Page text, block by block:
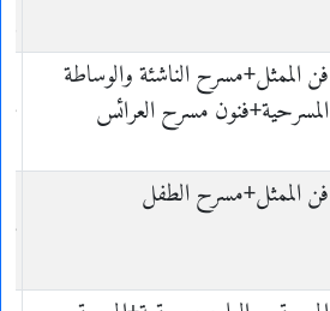
فن الممثل+مسرح الناشئة والوساطة
المسرحية+فنون مسرح العرائس
فن الممثل+مسرح الطفل